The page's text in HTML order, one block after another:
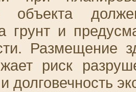
объекта
грунт и
Размещение
риск
долговечность